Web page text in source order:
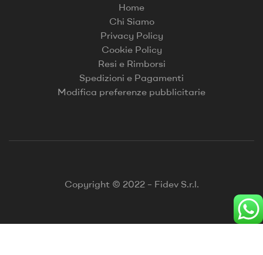
Home
Chi Siamo
Privacy Policy
Cookie Policy
Resi e Rimborsi
Spedizioni e Pagamenti
Modifica preferenze pubblicitarie
Copyright © 2022 – Fidev S.r.l.